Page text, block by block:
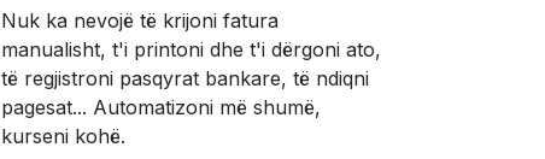
Nuk ka nevojë të krijoni fatura
manualisht, t'i printoni dhe t'i dërgoni ato,
të regjistroni pasqyrat bankare, të ndiqni
pagesat... Automatizoni më shumë,
kurseni kohë.